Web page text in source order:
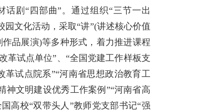
剧“四部曲”。通过组织“三节一出
文化活动，采取“讲”(讲述核心价值
品展演)等多种形式，着力推进课程
革试点单位”、“全国党建工作样板支
革试点院系”“河南省思想政治教育工
神文明建设优秀工作案例”“河南省高
高校“双带头人”教师党支部书记“强